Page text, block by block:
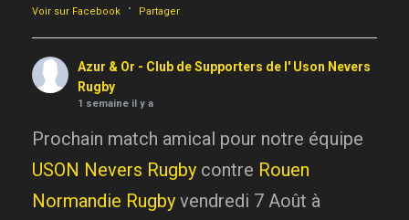
Voir sur Facebook · Partager
Azur & Or - Club de Supporters de l' Uson Nevers
Rugby
1 semaine il y a
Prochain match amical pour notre équipe
USON Nevers Rugby contre Rouen
Normandie Rugby vendredi 7 Août à